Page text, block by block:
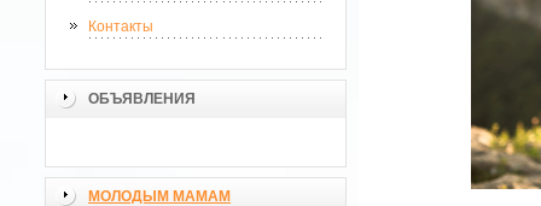
Контакты
ОБЪЯВЛЕНИЯ
МОЛОДЫМ МАМАМ